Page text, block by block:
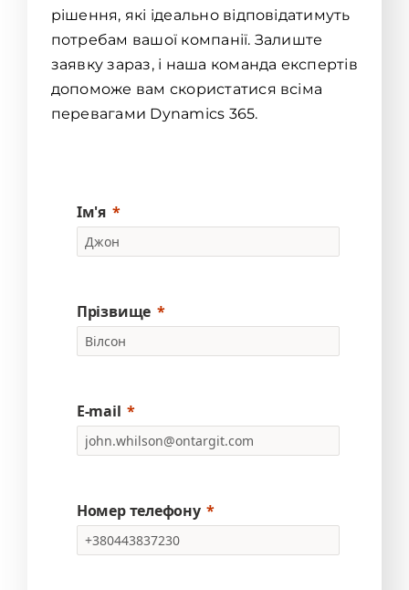
рішення, які ідеально відповідатимуть
потребам вашої компанії. Залиште
заявку зараз, і наша команда експертів
допоможе вам скористатися всіма
перевагами Dynamics 365.
Ім'я
Прізвище
E-mail
Номер телефону